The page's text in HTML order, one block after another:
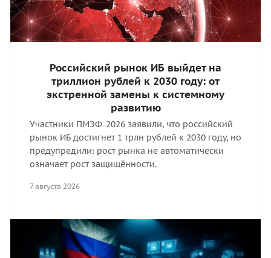
Российский рынок ИБ выйдет на
триллион рублей к 2030 году: от
экстренной замены к системному
развитию
Участники ПМЭФ-2026 заявили, что российский
рынок ИБ достигнет 1 трлн рублей к 2030 году, но
предупредили: рост рынка не автоматически
означает рост защищённости.
7 августа 2026